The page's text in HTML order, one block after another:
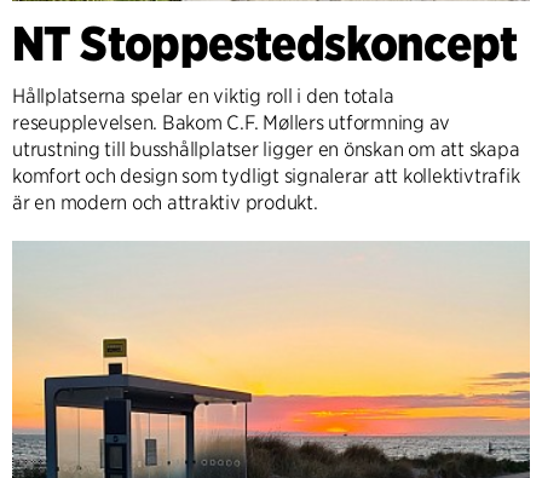
NT Stoppestedskoncept
Hållplatserna spelar en viktig roll i den totala
reseupplevelsen. Bakom C.F. Møllers utformning av
utrustning till busshållplatser ligger en önskan om att skapa
komfort och design som tydligt signalerar att kollektivtrafik
är en modern och attraktiv produkt.